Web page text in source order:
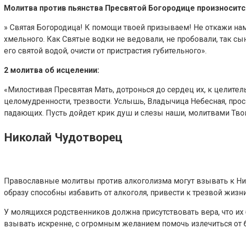
Молитва против пьянства Пресвятой Богородице
» Святая Богородица! К помощи твоей призываем! Не откажи
хмельного. Как Святые водки не ведовали, не пробовали, так
его святой водой, очисти от пристрастия губительного».
2 молитва об исцелении:
«Милостивая Пресвятая Мать, дотронься до сердец их, к
целомудренности, трезвости. Услышь, Владычица Небесная,
падающих. Пусть дойдет крик душ и слезы наши, молитвами
Николай Чудотворец
Православные молитвы против алкоголизма могут взывать к
образу способны избавить от алкоголя, привести к трезвой
У молящихся родственников должна присутствовать вера, что
взывать искренне, с огромным желанием помочь излечиться от